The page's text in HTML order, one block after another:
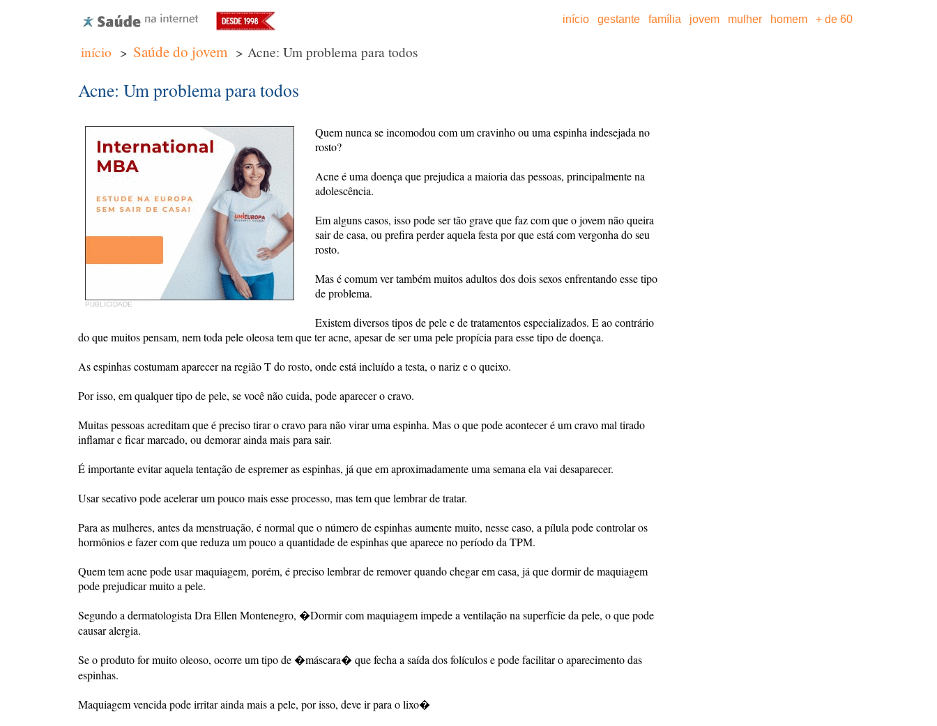
início gestante família jovem mulher homem + de 60
início > Saúde do jovem > Acne: Um problema para todos
Acne: Um problema para todos
PUBLICIDADE
Quem nunca se incomodou com um cravinho ou uma espinha indesejada no
rosto?
Acne é uma doença que prejudica a maioria das pessoas, principalmente na
adolescência.
Em alguns casos, isso pode ser tão grave que faz com que o jovem não queira
sair de casa, ou prefira perder aquela festa por que está com vergonha do seu
rosto.
Mas é comum ver também muitos adultos dos dois sexos enfrentando esse tipo
de problema.
Existem diversos tipos de pele e de tratamentos especializados. E ao contrário
do que muitos pensam, nem toda pele oleosa tem que ter acne, apesar de ser uma pele propícia para esse tipo de doença.
As espinhas costumam aparecer na região T do rosto, onde está incluído a testa, o nariz e o queixo.
Por isso, em qualquer tipo de pele, se você não cuida, pode aparecer o cravo.
Muitas pessoas acreditam que é preciso tirar o cravo para não virar uma espinha. Mas o que pode acontecer é um cravo mal tirado
inflamar e ficar marcado, ou demorar ainda mais para sair.
É importante evitar aquela tentação de espremer as espinhas, já que em aproximadamente uma semana ela vai desaparecer.
Usar secativo pode acelerar um pouco mais esse processo, mas tem que lembrar de tratar.
Para as mulheres, antes da menstruação, é normal que o número de espinhas aumente muito, nesse caso, a pílula pode controlar os
hormônios e fazer com que reduza um pouco a quantidade de espinhas que aparece no período da TPM.
Quem tem acne pode usar maquiagem, porém, é preciso lembrar de remover quando chegar em casa, já que dormir de maquiagem
pode prejudicar muito a pele.
Segundo a dermatologista Dra Ellen Montenegro, �Dormir com maquiagem impede a ventilação na superfície da pele, o que pode
causar alergia.
Se o produto for muito oleoso, ocorre um tipo de �máscara� que fecha a saída dos folículos e pode facilitar o aparecimento das
espinhas.
Maquiagem vencida pode irritar ainda mais a pele, por isso, deve ir para o lixo�